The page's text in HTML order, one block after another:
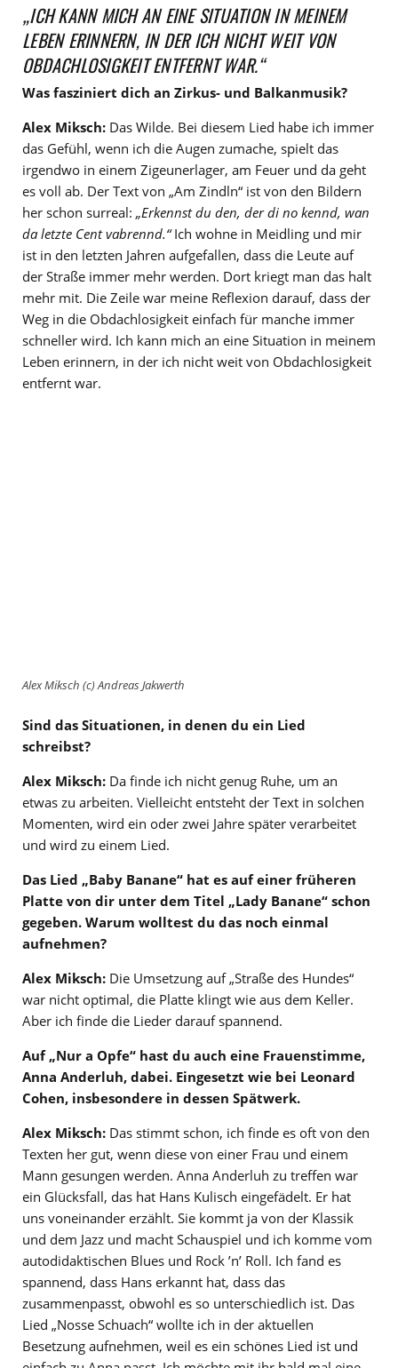
„ICH KANN MICH AN EINE SITUATION IN MEINEM
LEBEN ERINNERN, IN DER ICH NICHT WEIT VON
OBDACHLOSIGKEIT ENTFERNT WAR.“
Was fasziniert dich an Zirkus- und Balkanmusik?
Alex Miksch: Das Wilde. Bei diesem Lied habe ich immer
das Gefühl, wenn ich die Augen zumache, spielt das
irgendwo in einem Zigeunerlager, am Feuer und da geht
es voll ab. Der Text von „Am Zindln“ ist von den Bildern
her schon surreal: „Erkennst du den, der di no kennd, wan
da letzte Cent vabrennd.“Ich wohne in Meidling und mir
ist in den letzten Jahren aufgefallen, dass die Leute auf
der Straße immer mehr werden. Dort kriegt man das halt
mehr mit. Die Zeile war meine Reflexion darauf, dass der
Weg in die Obdachlosigkeit einfach für manche immer
schneller wird. Ich kann mich an eine Situation in meinem
Leben erinnern, in der ich nicht weit von Obdachlosigkeit
entfernt war.
Alex Miksch (c) Andreas Jakwerth
Sind das Situationen, in denen du ein Lied
schreibst?
Alex Miksch: Da finde ich nicht genug Ruhe, um an
etwas zu arbeiten. Vielleicht entsteht der Text in solchen
Momenten, wird ein oder zwei Jahre später verarbeitet
und wird zu einem Lied.
Das Lied „Baby Banane“ hat es auf einer früheren
Platte von dir unter dem Titel „Lady Banane“ schon
gegeben. Warum wolltest du das noch einmal
aufnehmen?
Alex Miksch: Die Umsetzung auf „Straße des Hundes“
war nicht optimal, die Platte klingt wie aus dem Keller.
Aber ich finde die Lieder darauf spannend.
Auf „Nur a Opfe“ hast du auch eine Frauenstimme,
Anna Anderluh, dabei. Eingesetzt wie bei Leonard
Cohen, insbesondere in dessen Spätwerk.
Alex Miksch: Das stimmt schon, ich finde es oft von den
Texten her gut, wenn diese von einer Frau und einem
Mann gesungen werden. Anna Anderluh zu treffen war
ein Glücksfall, das hat Hans Kulisch eingefädelt. Er hat
uns voneinander erzählt. Sie kommt ja von der Klassik
und dem Jazz und macht Schauspiel und ich komme vom
autodidaktischen Blues und Rock ’n’ Roll. Ich fand es
spannend, dass Hans erkannt hat, dass das
zusammenpasst, obwohl es so unterschiedlich ist. Das
Lied „Nosse Schuach“ wollte ich in der aktuellen
Besetzung aufnehmen, weil es ein schönes Lied ist und